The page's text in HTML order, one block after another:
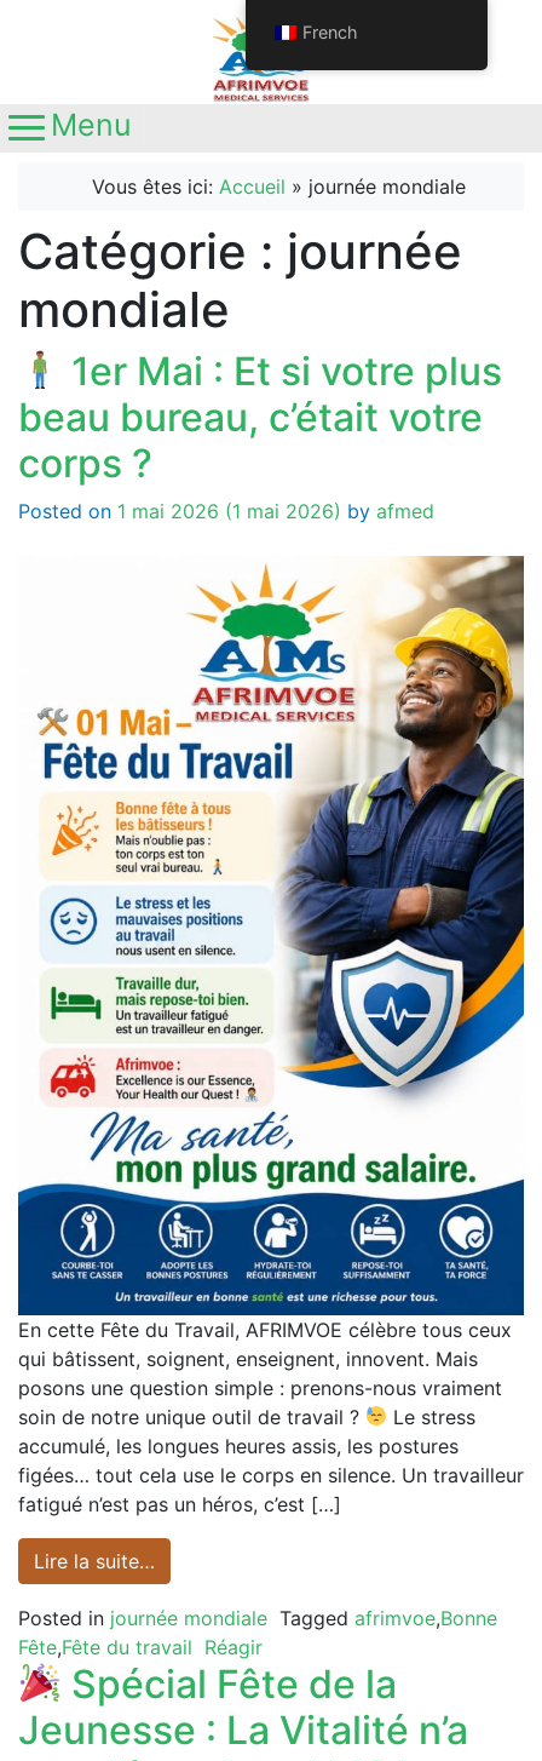
Appelez-nous
+237681345641
Yaoundé, Nouvelle route
Nkolbisson, Carrefour Station Ola
Main Navigation
Menu
Vous êtes ici: Accueil » journée mondiale
Catégorie : journée
mondiale
1er Mai : Et si votre plus
beau bureau, c’était votre
corps ?
Posted on 1 mai 2026 (1 mai 2026) by afmed
En cette Fête du Travail, AFRIMVOE célèbre tous ceux
qui bâtissent, soignent, enseignent, innovent. Mais
posons une question simple : prenons-nous vraiment
soin de notre unique outil de travail ?
Le stress
accumulé, les longues heures assis, les postures
figées… tout cela use le corps en silence. Un travailleur
fatigué n’est pas un héros, c’est […]
Lire la suite…
Posted in journée mondiale Tagged afrimvoe,Bonne
Fête,Fête du travail Réagir
Spécial Fête de la
Jeunesse : La Vitalité n’a
French